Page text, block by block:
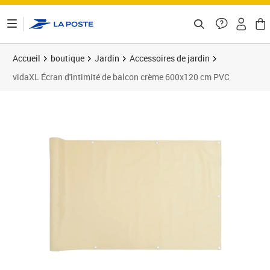
Accueil boutique Jardin
Accessoires de jardin
vidaXL Écran d'intimité de balcon crème 600x120 cm PVC